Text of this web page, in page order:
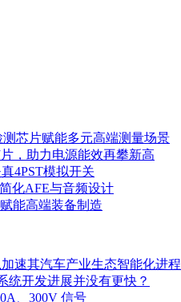
芯片赋能多元高端测量场景
，助力电源能效再攀新高
4PST模拟开关
化AFE与音频设计
能高端装备制造
速其汽车产业生态智能化进程
统开发进展并没有更快？
、300V 信号